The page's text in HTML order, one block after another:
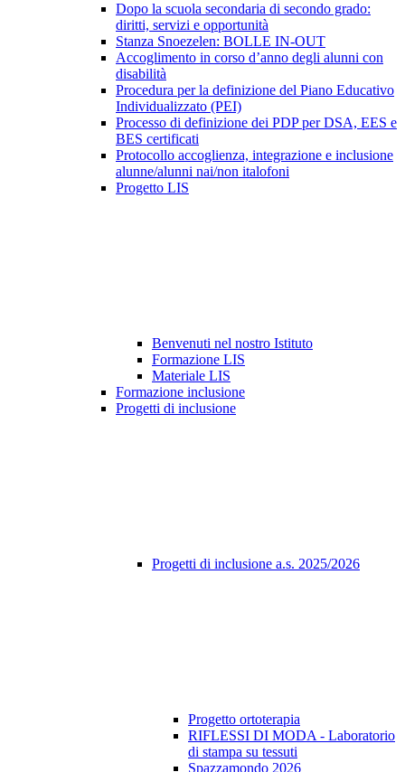
Dopo la scuola secondaria di secondo grado:
diritti, servizi e opportunità
Stanza Snoezelen: BOLLE IN-OUT
Accoglimento in corso d’anno degli alunni con
disabilità
Procedura per la definizione del Piano Educativo
Individualizzato (PEI)
Processo di definizione dei PDP per DSA, EES e
BES certificati
Protocollo accoglienza, integrazione e inclusione
alunne/alunni nai/non italofoni
Progetto LIS
Benvenuti nel nostro Istituto
Formazione LIS
Materiale LIS
Formazione inclusione
Progetti di inclusione
Progetti di inclusione a.s. 2025/2026
Progetto ortoterapia
RIFLESSI DI MODA - Laboratorio
di stampa su tessuti
Spazzamondo 2026